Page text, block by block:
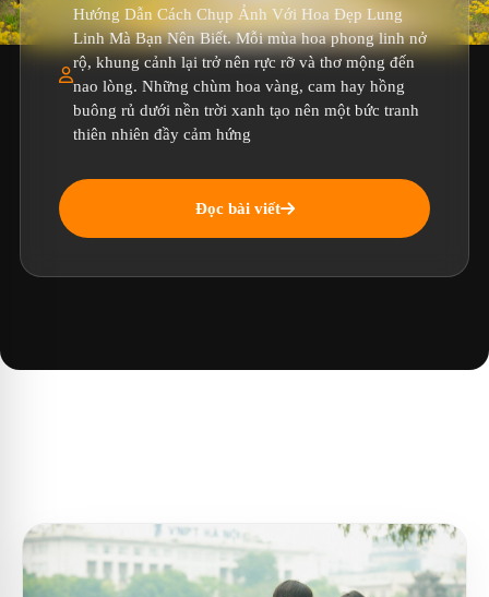
Hướng Dẫn Cách Chụp Ảnh Với Hoa Đẹp Lung
Linh Mà Bạn Nên Biết. Mỗi mùa hoa phong linh nở
rộ, khung cảnh lại trở nên rực rỡ và thơ mộng đến
nao lòng. Những chùm hoa vàng, cam hay hồng
buông rủ dưới nền trời xanh tạo nên một bức tranh
thiên nhiên đầy cảm hứng
Đọc bài viết